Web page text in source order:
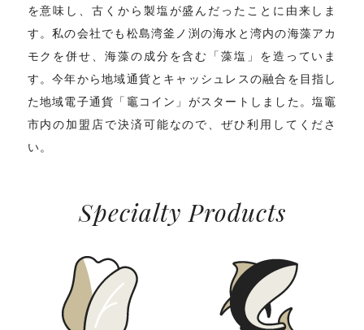
を意味し、古くから製塩が盛んだったことに由来しま
す。私の会社でも松島湾釜ノ渕の海水と湾内の海藻アカ
モクを併せ、海藻の成分を含む「藻塩」を造っていま
す。今年から地域通貨とキャッシュレスの融合を目指し
た地域電子通貨「竈コイン」がスタートしました。塩竈
市内の加盟店で決済可能なので、ぜひ利用してくださ
い。
Specialty Products